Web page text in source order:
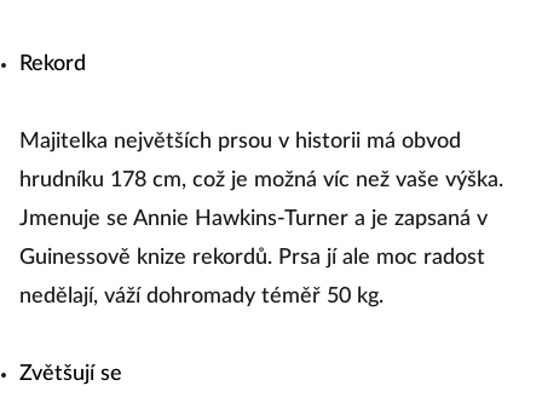
Rekord
Majitelka největších prsou v historii má obvod
hrudníku 178 cm, což je možná víc než vaše výška.
Jmenuje se Annie Hawkins-Turner a je zapsaná v
Guinessově knize rekordů. Prsa jí ale moc radost
nedělají, váží dohromady téměř 50 kg.
Zvětšují se